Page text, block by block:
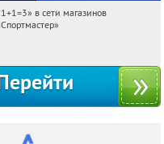
00:31:24 Получили:
в сети магазинов